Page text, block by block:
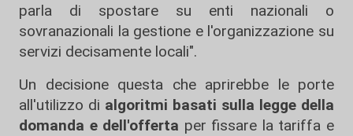
parla di spostare su enti nazionali o
sovranazionali la gestione e l'organizzazione su
servizi decisamente locali".
Un decisione questa che aprirebbe le porte
all'utilizzo di algoritmi basati sulla legge della
domanda e dell'offerta per fissare la tariffa e